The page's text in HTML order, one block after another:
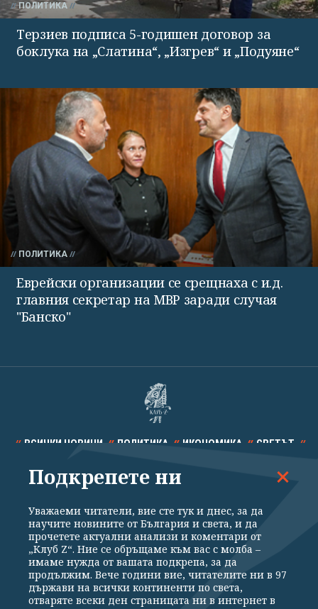
ПОЛИТИКА
Терзиев подписа 5-годишен договор за
боклука на „Слатина“, „Изгрев“ и „Подуяне“
ПОЛИТИКА
Еврейски организации се срещнаха с и.д.
главния секретар на МВР заради случая
"Банско"
ВСИЧКИ НОВИНИ ПОЛИТИКА ИКОНОМИКА СВЕТЪТ
СПОРТ КУЛТУРА ТЕХНОЛОГИИ КАЛЕЙДОСКОП
Общи условия
Политика за поверителност
Реклама
Партньори Контакти За Клуб Z
Подкрепете ни
Уважаеми читатели, вие сте тук и днес, за да
научите новините от България и света, и да
прочетете актуални анализи и коментари от
„Клуб Z“. Ние се обръщаме към вас с молба –
имаме нужда от вашата подкрепа, за да
продължим. Вече години вие, читателите ни в 97
държави на всички континенти по света,
отваряте всеки ден страницата ни в интернет в